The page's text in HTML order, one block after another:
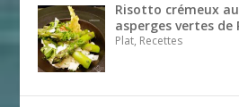
Risotto crémeux
asperges vertes de
Plat, Recettes